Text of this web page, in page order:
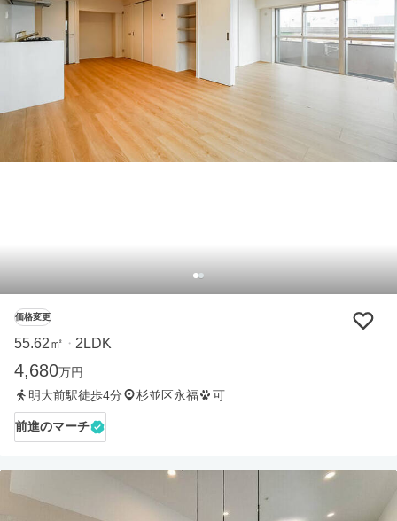
価格変更
55.62㎡ ・ 2LDK
4,680万円
明大前駅徒歩4分
杉並区永福 可
前進のマーチ